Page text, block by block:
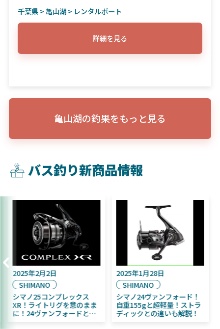
千葉県>亀山湖> レンタルボート
詳細を見る
亀山湖の釣果をもっと見る
バス釣り新商品情報
2025年9月16日
DAIWA
2025年11月発売予定！
DAIWA ふく魚／ちびふく魚
はビッグベイト初心者にお
2025年2月2日
SHIMANO
シマノ25コンプレックス
XR！ライトリグを意のまま
に！24ヴァンフォードとの